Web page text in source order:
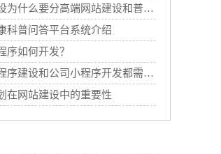
网站建设为什么要分高端网站建设和普通网站建设
科普问答平台系统介绍
序如何开发？
公司小程序建设和公司小程序开发都需要哪些过程？
在网站建设中的重要性